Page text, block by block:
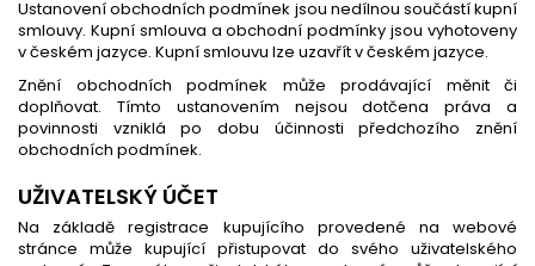
Ustanovení obchodních podmínek jsou nedílnou součástí kupní
smlouvy. Kupní smlouva a obchodní podmínky jsou vyhotoveny
v českém jazyce. Kupní smlouvu lze uzavřít v českém jazyce.
Znění obchodních podmínek může prodávající měnit či
doplňovat. Tímto ustanovením nejsou dotčena práva a
povinnosti vzniklá po dobu účinnosti předchozího znění
obchodních podmínek.
UŽIVATELSKÝ ÚČET
Na základě registrace kupujícího provedené na webové
stránce může kupující přistupovat do svého uživatelského